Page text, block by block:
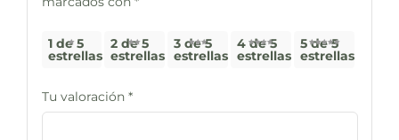
1 de 5
estrellas
2 de 5
estrellas
3 de 5
estrellas
4 de 5
estrellas
5 de 5
estrellas
Tu valoración *